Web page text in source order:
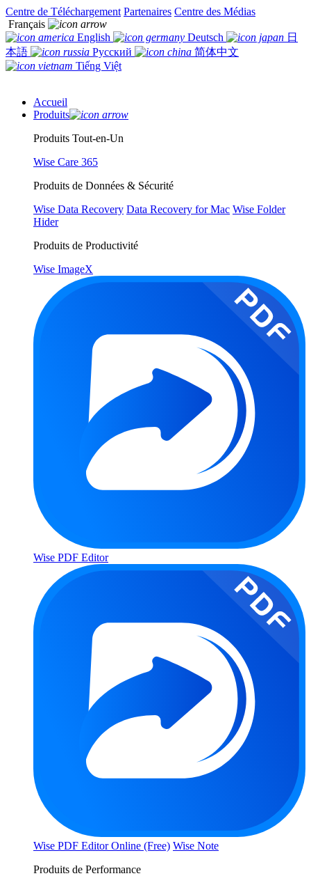
Centre de Téléchargement Partenaires Centre des Médias
Français
English
Deutsch
日
本語
Русский
简体中文
Tiếng Việt
Accueil
Produits
Produits Tout-en-Un
Wise Care 365
Produits de Données & Sécurité
Wise Data Recovery Data Recovery for Mac Wise Folder
Hider
Produits de Productivité
Wise ImageX
Wise PDF Editor
Wise PDF Editor Online (Free) Wise Note
Produits de Performance